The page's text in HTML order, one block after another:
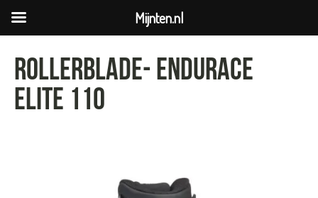
Rollerblade- ENDURACE
elite 110
Mijnten.nl